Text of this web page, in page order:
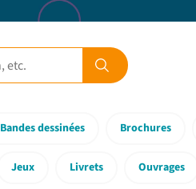
Bandes dessinées Brochures
Jeux Livrets Ouvrages